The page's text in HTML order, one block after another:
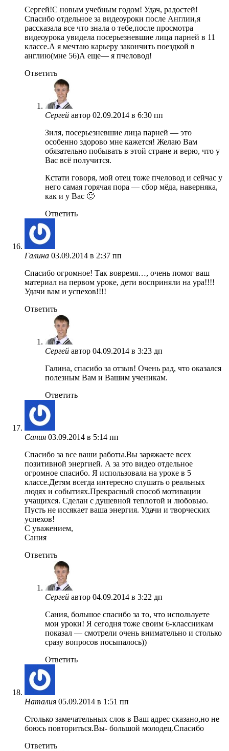
Cергей!С новым учебным годом! Удач, радостей!
Спасибо отдельное за видеоуроки после Англии,я
рассказала все что знала о тебе,после просмотра
видеоурока увидела посерьезневшие лица парней в 11
классе.А я мечтаю карьеру закончить поездкой в
англию(мне 56)А еще— я пчеловод!
Ответить
Сергей автор 02.09.2014 в 6:30 пп
Зиля, посерьезневшие лица парней — это
особенно здорово мне кажется! Желаю Вам
обязательно побывать в этой стране и верю, что у
Вас всё получится.
Кстати говоря, мой отец тоже пчеловод и сейчас у
него самая горячая пора — сбор мёда, наверняка,
как и у Вас 🙂
Ответить
Галина 03.09.2014 в 2:37 пп
Спасибо огромное! Так вовремя…, очень помог ваш
материал на первом уроке, дети восприняли на ура!!!!
Удачи вам и успехов!!!!
Ответить
Сергей автор 04.09.2014 в 3:23 дп
Галина, спасибо за отзыв! Очень рад, что оказался
полезным Вам и Вашим ученикам.
Ответить
Сания 03.09.2014 в 5:14 пп
Спасибо за все ваши работы.Вы заряжаете всех
позитивной энергией. А за это видео отдельное
огромное спасибо. Я использовала на уроке в 5
классе.Детям всегда интересно слушать о реальных
людях и событиях.Прекрасный способ мотивации
учащихся. Сделан с душевной теплотой и любовью.
Пусть не иссякает ваша энергия. Удачи и творческих
успехов!
С уважением,
Сания
Ответить
Сергей автор 04.09.2014 в 3:22 дп
Сания, большое спасибо за то, что используете
мои уроки! Я сегодня тоже своим 6-классникам
показал — смотрели очень внимательно и столько
сразу вопросов посыпалось))
Ответить
Наталия 05.09.2014 в 1:51 пп
Столько замечательных слов в Ваш адрес сказано,но не
боюсь повториться.Вы- большой молодец.Спасибо
Ответить